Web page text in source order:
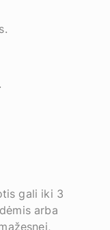
gali iki 3
arba